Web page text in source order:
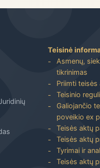
Teisinė
Asmenų,
tikrinimas
Priimti teisės
Teisinio
Galiojančio
poveikio ex
Teisės aktų
Teisės aktų
Tyrimai ir
Teisės aktų